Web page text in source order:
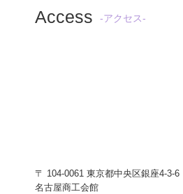
Access -アクセス-
〒 104-0061 東京都中央区銀座4-3-6
名古屋商工会館